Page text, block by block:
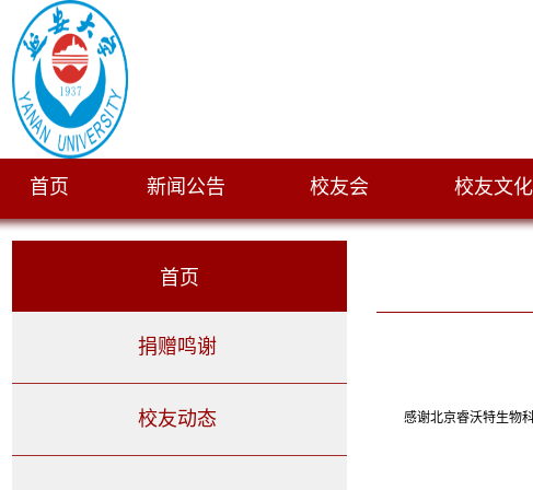
首页 新闻公告 校友会 校友文化
首页
捐赠鸣谢
校友动态
感谢北京睿沃特生物